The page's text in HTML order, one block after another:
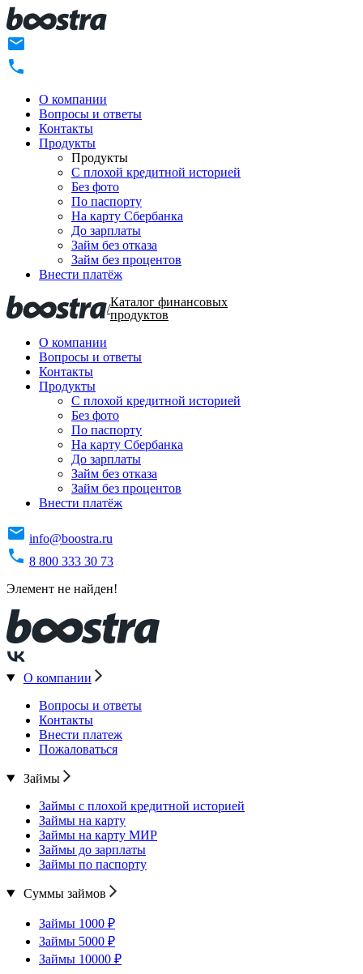
О компании
Вопросы и ответы
Контакты
Продукты
Продукты
C плохой кредитной историей
Без фото
По паспорту
На карту Сбербанка
До зарплаты
Займ без отказа
Займ без процентов
Внести платёж
/Каталог финансовых
продуктов
О компании
Вопросы и ответы
Контакты
Продукты
C плохой кредитной историей
Без фото
По паспорту
На карту Сбербанка
До зарплаты
Займ без отказа
Займ без процентов
Внести платёж
info@boostra.ru
8 800 333 30 73
Элемент не найден!
О компании
Вопросы и ответы
Контакты
Внести платеж
Пожаловаться
Займы
Займы с плохой кредитной историей
Займы на карту
Займы на карту МИР
Займы до зарплаты
Займы по паспорту
Суммы займов
Займы 1000 ₽
Займы 5000 ₽
Займы 10000 ₽